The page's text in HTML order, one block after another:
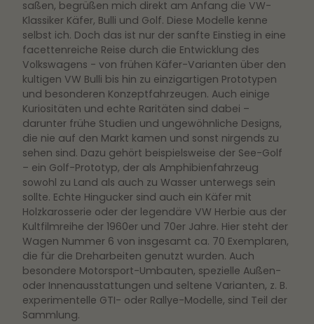
saßen, begrüßen mich direkt am Anfang die VW-
Klassiker Käfer, Bulli und Golf. Diese Modelle kenne
selbst ich. Doch das ist nur der sanfte Einstieg in eine
facettenreiche Reise durch die Entwicklung des
Volkswagens - von frühen Käfer-Varianten über den
kultigen VW Bulli bis hin zu einzigartigen Prototypen
und besonderen Konzeptfahrzeugen. Auch einige
Kuriositäten und echte Raritäten sind dabei –
darunter frühe Studien und ungewöhnliche Designs,
die nie auf den Markt kamen und sonst nirgends zu
sehen sind. Dazu gehört beispielsweise der See-Golf
– ein Golf-Prototyp, der als Amphibienfahrzeug
sowohl zu Land als auch zu Wasser unterwegs sein
sollte. Echte Hingucker sind auch ein Käfer mit
Holzkarosserie oder der legendäre VW Herbie aus der
Kultfilmreihe der 1960er und 70er Jahre. Hier steht der
Wagen Nummer 6 von insgesamt ca. 70 Exemplaren,
die für die Dreharbeiten genutzt wurden. Auch
besondere Motorsport-Umbauten, spezielle Außen-
oder Innenausstattungen und seltene Varianten, z. B.
experimentelle GTI- oder Rallye-Modelle, sind Teil der
Sammlung.